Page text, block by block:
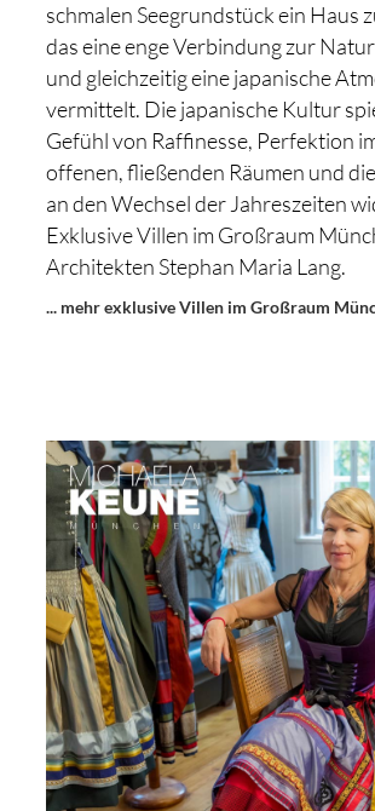
schmalen Seegrundstück ein Haus
das eine enge Verbindung zur
und gleichzeitig eine japanische
vermittelt. Die japanische Kultur
Gefühl von Raffinesse, Perfektion
offenen, fließenden Räumen und
an den Wechsel der Jahreszeiten
Exklusive Villen im Großraum
Architekten Stephan Maria Lang.
... mehr exklusive Villen im Großraum